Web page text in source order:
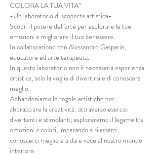
COLORA LA TUA VITA”
-Un laboratorio di scoperta artistica-
Scopri il potere dell'arte per esplorare le tue
emozioni e migliorare il tuo benessere.
In collaborazione con Alessandro Gasparin,
educatore ed arte terapeuta.
In questo laboratorio non è necessaria esperienza
artistica, solo la voglia di divertirsi e di conoscersi
meglio.
Abbandoniamo le regole artistiche per
abbracciare la creatività: attraverso esercizi
divertenti e stimolanti, esploreremo il legame tra
emozioni e colori, imparando a rilassarci,
conoscerci meglio e a dare voce al nostro mondo
interiore.